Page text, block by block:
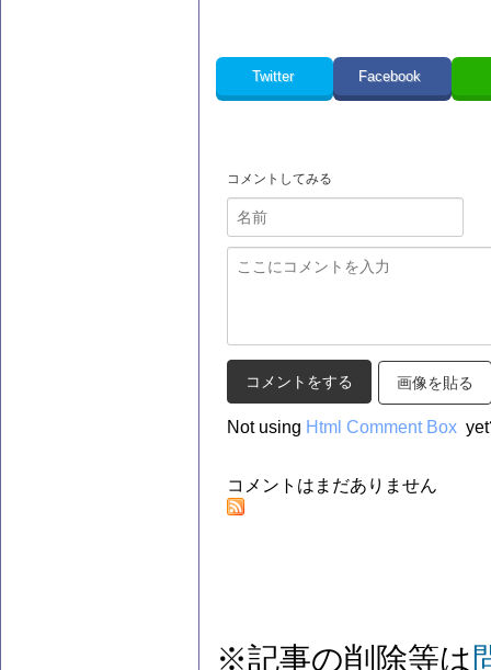
Twitter Facebook
コメントしてみる
画像を貼る
Not using Html Comment Box
コメントはまだありません
※記事の削除等は